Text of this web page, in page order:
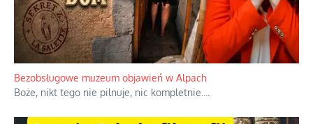
Bezobsługowe muzeum objawień w Alpach
Boże, nikt tego nie pilnuje, nic kompletnie.